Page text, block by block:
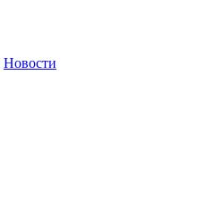
Новости